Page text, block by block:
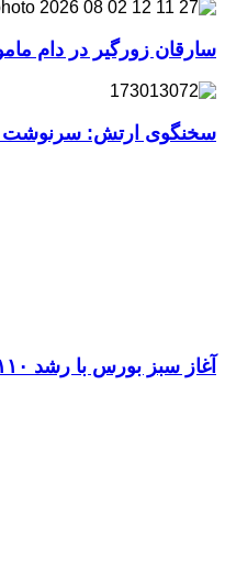
سارقان زورگیر در دام
سخنگوی ارتش: سرنوشت ۳ خلبان ما هنوز مشخص نیست
آغاز سبز بورس با رشد ۱۱۰ هزار واحدی شاخص کل